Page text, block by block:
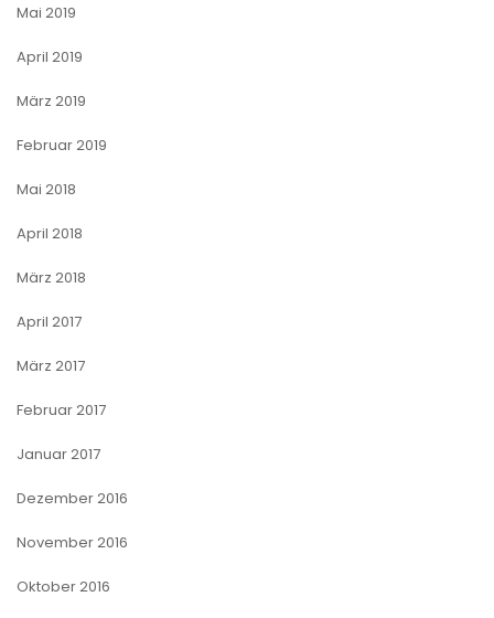
Mai 2019
April 2019
März 2019
Februar 2019
Mai 2018
April 2018
März 2018
April 2017
März 2017
Februar 2017
Januar 2017
Dezember 2016
November 2016
Oktober 2016